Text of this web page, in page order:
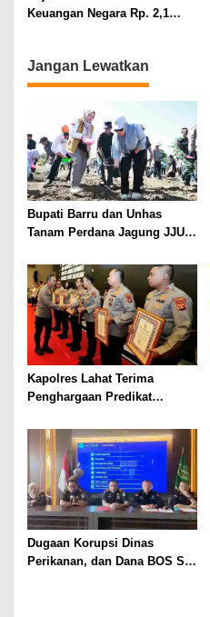
Keuangan Negara Rp. 2,1
Jangan Lewatkan
Bupati Barru dan Unhas
Tanam Perdana Jagung JJUH,
dan Kesejahteraan Petani
Kapolres Lahat Terima
Penghargaan Predikat
Sumsel Tahun 2026
Dugaan Korupsi Dinas
Perikanan, dan Dana BOS SD